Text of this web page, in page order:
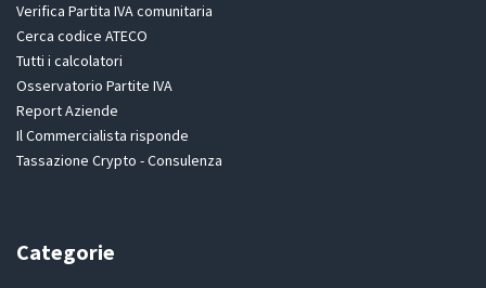
Verifica Partita IVA comunitaria
Cerca codice ATECO
Tutti i calcolatori
Osservatorio Partite IVA
Report Aziende
Il Commercialista risponde
Tassazione Crypto - Consulenza
Categorie